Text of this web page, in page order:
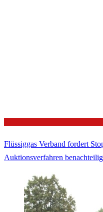
Flüssiggas Verband fordert
Auktionsverfahren